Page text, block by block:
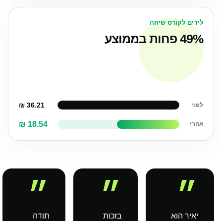
לידים לקורס שיחה
49% פחות בממוצע
לפני 36.21 ₪
אחרי 18.54 ₪
״
יאיר הוא
״
בזכות
״
תודה